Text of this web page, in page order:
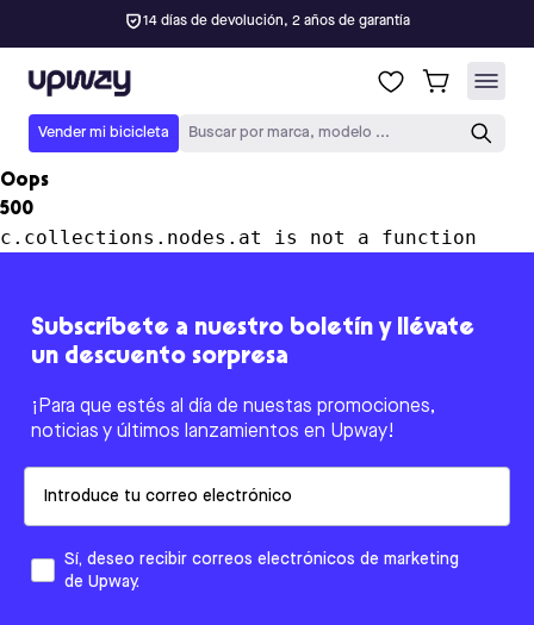
14 días de devolución, 2 años de garantía
Upway
Vender mi bicicleta Buscar por marca, modelo ...
Oops
500
c.collections.nodes.at is not a function
Subscríbete a nuestro boletín y llévate
un descuento sorpresa
¡Para que estés al día de nuestas promociones,
noticias y últimos lanzamientos en Upway!
Sí, deseo recibir correos electrónicos de marketing
de Upway.